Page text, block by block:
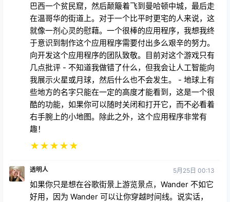
巴西一个贫民窟，然后颠簸着飞到曼哈顿中城，最后走
在温哥华的街道上。对于一个比平时更宅的人来说，这
就像一剂心灵的慰藉。一个很棒的应用程序，我想我终
于意识到制作这个应用程序需要付出多么艰辛的努力。
向开发这个应用程序的团队致敬。目前对这个游戏只有
几点批评 - 不知道我做错了什么，但我会让人工智能向
我展示火星或月球，然后什么也不会发生。 - 地球上有
些地方的名字只能在一定的高度才能看到，这是一个很
酷的功能，如果你可以随时关闭和打开它，而不必看着
右手腕上的小地图。除此之外，这个应用程序非常有
趣！
★★★★★
透明人 5月25日 00:13
如果你只是想在谷歌街景上游览景点，Wander 不如它
好用，因为 Wander 可以让你穿越时间线。说实话，